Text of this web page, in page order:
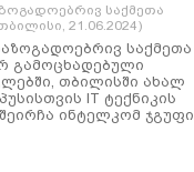
საქმეთა
21.06.2024)
საქმეთა
გამოცხადებული
თბილისში ახალ
IT ტექნიკის
ინტელკომ ჯგუფი.